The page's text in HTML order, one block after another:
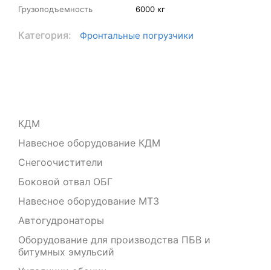
Грузоподъемность 6000 кг
Категория: Фронтальные погрузчики
КДМ
Навесное оборудование КДМ
Снегоочистители
Боковой отвал ОБГ
Навесное оборудование МТЗ
Автогудронаторы
Оборудование для производства ПБВ и
битумных эмульсий